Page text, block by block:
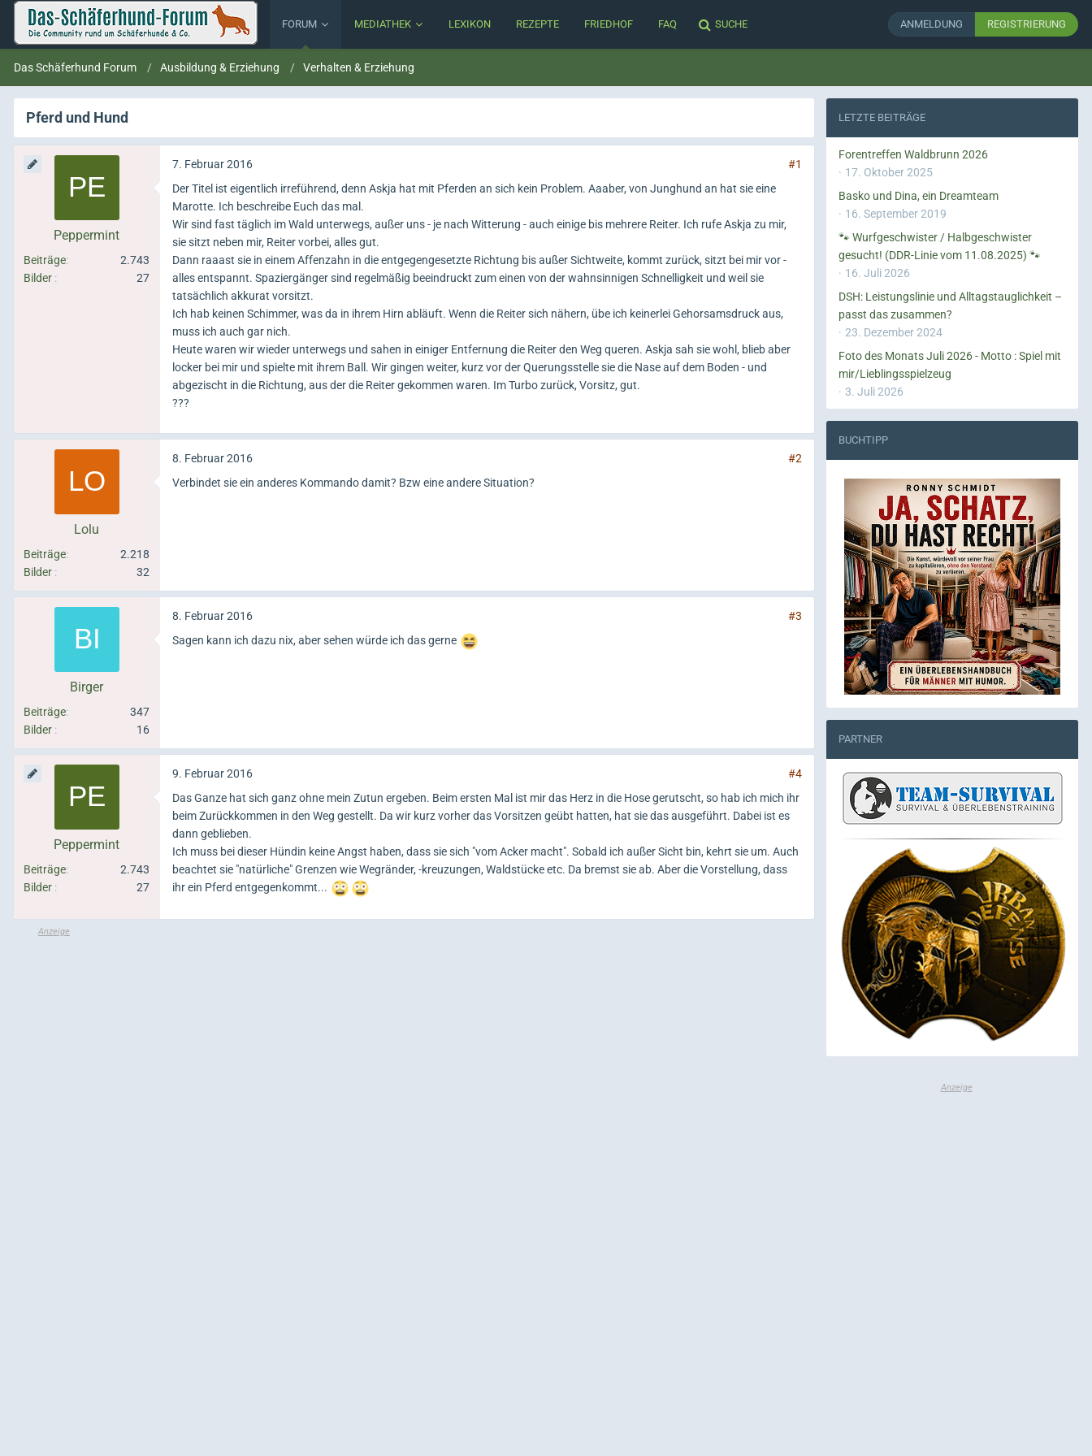
FORUM MEDIATHEK LEXIKON REZEPTE FRIEDHOF FAQ SUCHE ANMELDUNG REGISTRIERUNG
Das Schäferhund Forum Ausbildung & Erziehung Verhalten & Erziehung
Pferd und Hund
Peppermint
Beiträge
2.743
Bilder
27
7. Februar 2016
#1
Der Titel ist eigentlich irreführend, denn Askja hat mit Pferden an sich kein Problem. Aaaber, von Junghund an hat sie eine
Marotte. Ich beschreibe Euch das mal.
Wir sind fast täglich im Wald unterwegs, außer uns - je nach Witterung - auch einige bis mehrere Reiter. Ich rufe Askja zu mir,
sie sitzt neben mir, Reiter vorbei, alles gut.
Dann raaast sie in einem Affenzahn in die entgegengesetzte Richtung bis außer Sichtweite, kommt zurück, sitzt bei mir vor -
alles entspannt. Spaziergänger sind regelmäßig beeindruckt zum einen von der wahnsinnigen Schnelligkeit und weil sie
tatsächlich akkurat vorsitzt.
Ich hab keinen Schimmer, was da in ihrem Hirn abläuft. Wenn die Reiter sich nähern, übe ich keinerlei Gehorsamsdruck aus,
muss ich auch gar nich.
Heute waren wir wieder unterwegs und sahen in einiger Entfernung die Reiter den Weg queren. Askja sah sie wohl, blieb aber
locker bei mir und spielte mit ihrem Ball. Wir gingen weiter, kurz vor der Querungsstelle sie die Nase auf dem Boden - und
abgezischt in die Richtung, aus der die Reiter gekommen waren. Im Turbo zurück, Vorsitz, gut.
???
Lolu
Beiträge
2.218
Bilder
32
8. Februar 2016
#2
Verbindet sie ein anderes Kommando damit? Bzw eine andere Situation?
Birger
Beiträge
347
Bilder
16
8. Februar 2016
#3
Sagen kann ich dazu nix, aber sehen würde ich das gerne
Peppermint
Beiträge
2.743
Bilder
27
9. Februar 2016
#4
Das Ganze hat sich ganz ohne mein Zutun ergeben. Beim ersten Mal ist mir das Herz in die Hose gerutscht, so hab ich mich ihr
beim Zurückkommen in den Weg gestellt. Da wir kurz vorher das Vorsitzen geübt hatten, hat sie das ausgeführt. Dabei ist es
dann geblieben.
Ich muss bei dieser Hündin keine Angst haben, dass sie sich "vom Acker macht". Sobald ich außer Sicht bin, kehrt sie um. Auch
beachtet sie "natürliche" Grenzen wie Wegränder, -kreuzungen, Waldstücke etc. Da bremst sie ab. Aber die Vorstellung, dass
ihr ein Pferd entgegenkommt...
LETZTE BEITRÄGE
Forentreffen Waldbrunn 2026
17. Oktober 2025
Basko und Dina, ein Dreamteam
16. September 2019
🐾 Wurfgeschwister / Halbgeschwister
gesucht! (DDR-Linie vom 11.08.2025) 🐾
16. Juli 2026
DSH: Leistungslinie und Alltagstauglichkeit –
passt das zusammen?
23. Dezember 2024
Foto des Monats Juli 2026 - Motto : Spiel mit
mir/Lieblingsspielzeug
3. Juli 2026
BUCHTIPP
PARTNER